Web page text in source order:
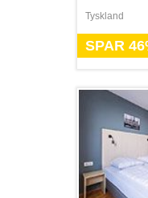
Tyskland
SPAR